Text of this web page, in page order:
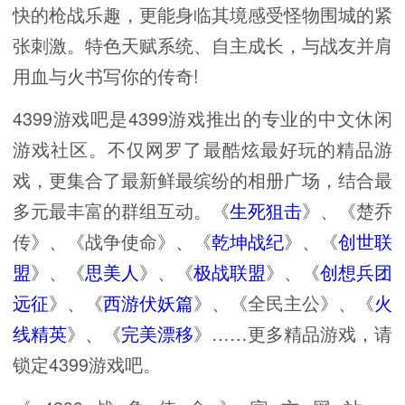
快的枪战乐趣，更能身临其境感受怪物围城的紧
张刺激。特色天赋系统、自主成长，与战友并肩
用血与火书写你的传奇!
4399游戏吧是4399游戏推出的专业的中文休闲
游戏社区。不仅网罗了最酷炫最好玩的精品游
戏，更集合了最新鲜最缤纷的相册广场，结合最
多元最丰富的群组互动。《生死狙击》、《楚乔
传》、《战争使命》、《乾坤战纪》、《创世联
盟》、《思美人》、《极战联盟》、《创想兵团
远征》、《西游伏妖篇》、《全民主公》、《火
线精英》、《完美漂移》……更多精品游戏，请
锁定4399游戏吧。